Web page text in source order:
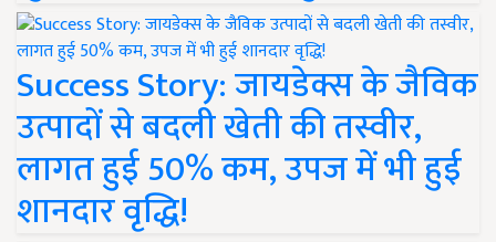
Success Story: जायडेक्स के जैविक
उत्पादों से बदली खेती की तस्वीर,
लागत हुई 50% कम, उपज में भी हुई
शानदार वृद्धि!